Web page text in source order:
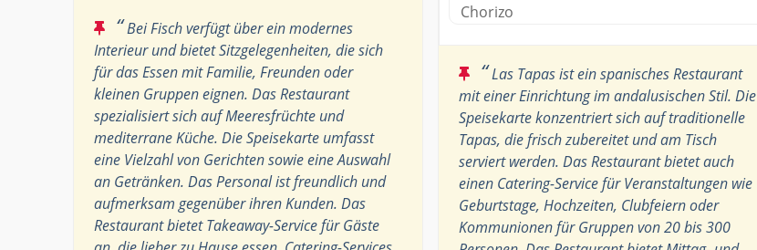
“Bei Fisch verfügt über ein modernes
Interieur und bietet Sitzgelegenheiten, die sich
für das Essen mit Familie, Freunden oder
kleinen Gruppen eignen. Das Restaurant
spezialisiert sich auf Meeresfrüchte und
mediterrane Küche. Die Speisekarte umfasst
eine Vielzahl von Gerichten sowie eine Auswahl
an Getränken. Das Personal ist freundlich und
aufmerksam gegenüber ihren Kunden. Das
Restaurant bietet Takeaway-Service für Gäste
Chorizo
“Las Tapas ist ein spanisches Restaurant
mit einer Einrichtung im andalusischen Stil. Die
Speisekarte konzentriert sich auf traditionelle
Tapas, die frisch zubereitet und am Tisch
serviert werden. Das Restaurant bietet auch
einen Catering-Service für Veranstaltungen wie
Geburtstage, Hochzeiten, Clubfeiern oder
Kommunionen für Gruppen von 20 bis 300